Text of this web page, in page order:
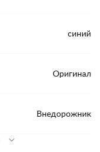
синий
Оригинал
Внедорожник